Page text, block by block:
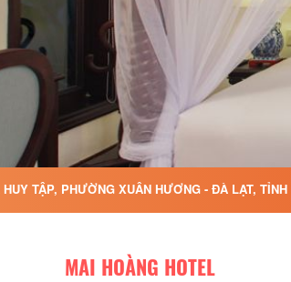
HUY TẬP, PHƯỜNG XUÂN HƯƠNG - ĐÀ LẠT,
MAI HOÀNG HOTEL